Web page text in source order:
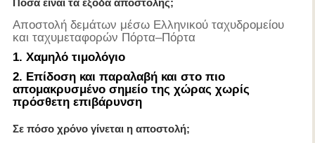
Αποστολή δεμάτων μέσω Ελληνικού ταχυδρομείου
και ταχυμεταφορών Πόρτα–Πόρτα
1. Χαμηλό τιμολόγιο
2. Επίδοση και παραλαβή και στο πιο
απομακρυσμένο σημείο της χώρας χωρίς
πρόσθετη επιβάρυνση
Σε πόσο χρόνο γίνεται η αποστολή;